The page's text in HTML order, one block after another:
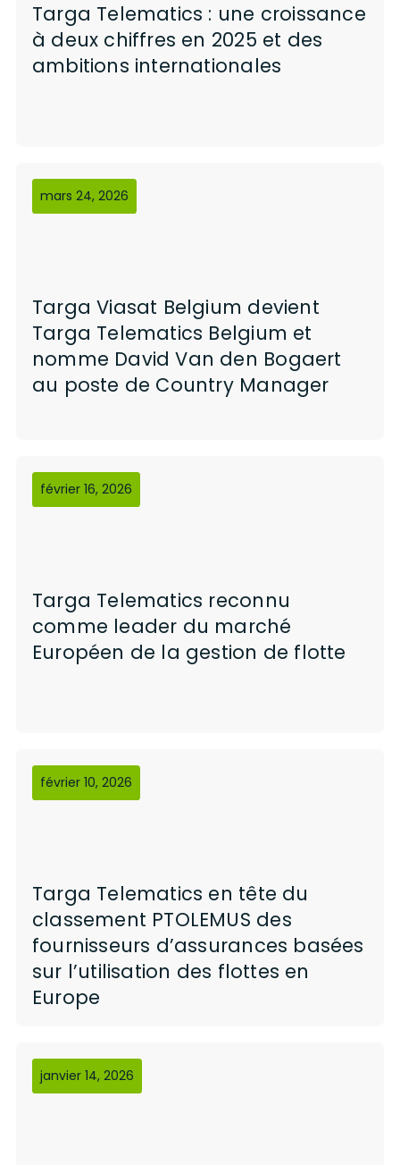
Targa Telematics : une croissance
à deux chiffres en 2025 et des
ambitions internationales
mars 24, 2026
Targa Viasat Belgium devient
Targa Telematics Belgium et
nomme David Van den Bogaert
au poste de Country Manager
février 16, 2026
Targa Telematics reconnu
comme leader du marché
Européen de la gestion de flotte
février 10, 2026
Targa Telematics en tête du
classement PTOLEMUS des
fournisseurs d’assurances basées
sur l’utilisation des flottes en
Europe
janvier 14, 2026